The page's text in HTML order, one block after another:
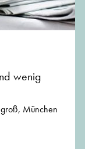
wenig
München